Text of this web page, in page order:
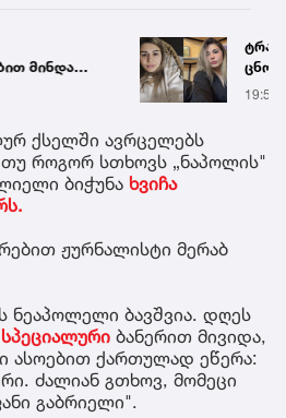
მინდა
მანიას
19:58
ქსელში ავრცელებს
თუ როგორ სთხოვს „ნაპოლის"
ბიჭუნა ხვიჩა
ჟურნალისტი მერაბ
ნეაპოლელი ბავშვია. დღეს
ბანერით მივიდა,
ასოებით ქართულად ეწერა:
ძალიან გთხოვ, მომეცი
გაბრიელი".